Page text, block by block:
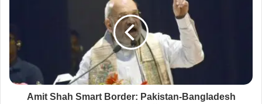
Amit Shah Smart Border: Pakistan-Bangladesh